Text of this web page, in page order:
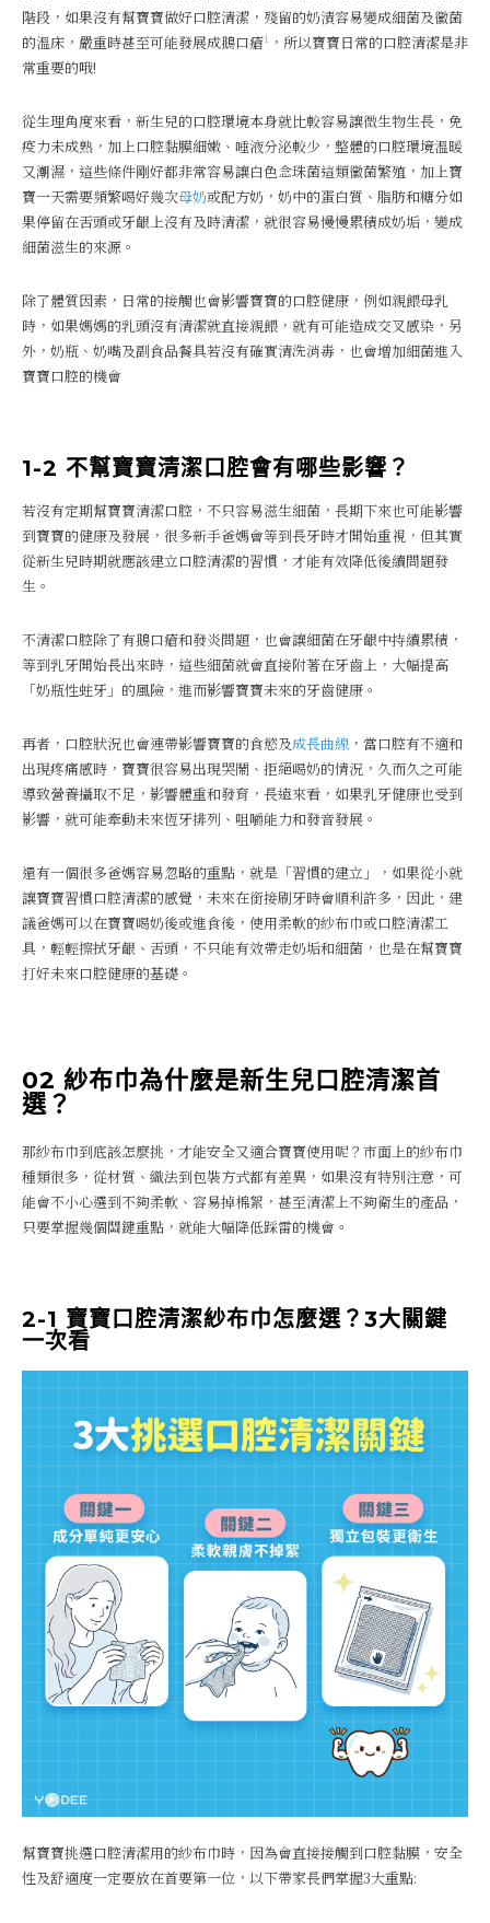
階段，如果沒有幫寶寶做好口腔清潔，殘留的奶漬容易變成細菌及黴菌
的溫床，嚴重時甚至可能發展成鵝口瘡1 ，所以寶寶日常的口腔清潔是非
常重要的哦!
從生理角度來看，新生兒的口腔環境本身就比較容易讓微生物生長，免
疫力未成熟，加上口腔黏膜細嫩、唾液分泌較少，整體的口腔環境溫暖
又潮濕，這些條件剛好都非常容易讓白色念珠菌這類黴菌繁殖，加上寶
寶一天需要頻繁喝好幾次母奶或配方奶，奶中的蛋白質、脂肪和糖分如
果停留在舌頭或牙齦上沒有及時清潔，就很容易慢慢累積成奶垢，變成
細菌滋生的來源。
除了體質因素，日常的接觸也會影響寶寶的口腔健康，例如親餵母乳
時，如果媽媽的乳頭沒有清潔就直接親餵，就有可能造成交叉感染，另
外，奶瓶、奶嘴及副食品餐具若沒有確實清洗消毒，也會增加細菌進入
寶寶口腔的機會
1-2 不幫寶寶清潔口腔會有哪些影響？
若沒有定期幫寶寶清潔口腔，不只容易滋生細菌，長期下來也可能影響
到寶寶的健康及發展，很多新手爸媽會等到長牙時才開始重視，但其實
從新生兒時期就應該建立口腔清潔的習慣，才能有效降低後續問題發
生。
不清潔口腔除了有鵝口瘡和發炎問題，也會讓細菌在牙齦中持續累積，
等到乳牙開始長出來時，這些細菌就會直接附著在牙齒上，大幅提高
「奶瓶性蛀牙」的風險，進而影響寶寶未來的牙齒健康。
再者，口腔狀況也會連帶影響寶寶的食慾及成長曲線 ，當口腔有不適和
出現疼痛感時，寶寶很容易出現哭鬧、拒絕喝奶的情況，久而久之可能
導致營養攝取不足，影響體重和發育，長遠來看，如果乳牙健康也受到
影響，就可能牽動未來恆牙排列、咀嚼能力和發音發展。
還有一個很多爸媽容易忽略的重點，就是「習慣的建立」，如果從小就
讓寶寶習慣口腔清潔的感覺，未來在銜接刷牙時會順利許多，因此，建
議爸媽可以在寶寶喝奶後或進食後，使用柔軟的紗布巾或口腔清潔工
具，輕輕擦拭牙齦、舌頭，不只能有效帶走奶垢和細菌，也是在幫寶寶
打好未來口腔健康的基礎。
02 紗布巾為什麼是新生兒口腔清潔首
選？
那紗布巾到底該怎麼挑，才能安全又適合寶寶使用呢？市面上的紗布巾
種類很多，從材質、織法到包裝方式都有差異，如果沒有特別注意，可
能會不小心選到不夠柔軟、容易掉棉絮，甚至清潔上不夠衛生的產品，
只要掌握幾個關鍵重點，就能大幅降低踩雷的機會。
2-1 寶寶口腔清潔紗布巾怎麼選？3大關鍵
一次看
幫寶寶挑選口腔清潔用的紗布巾時，因為會直接接觸到口腔黏膜，安全
性及舒適度一定要放在首要第一位，以下帶家長們掌握3大重點: